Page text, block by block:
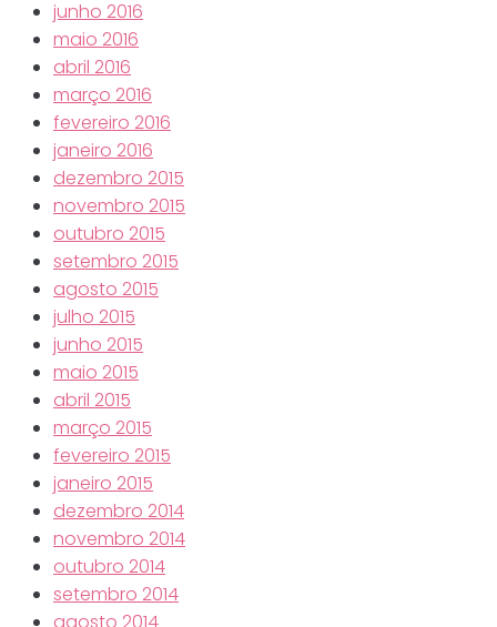
junho 2016
maio 2016
abril 2016
março 2016
fevereiro 2016
janeiro 2016
dezembro 2015
novembro 2015
outubro 2015
setembro 2015
agosto 2015
julho 2015
junho 2015
maio 2015
abril 2015
março 2015
fevereiro 2015
janeiro 2015
dezembro 2014
novembro 2014
outubro 2014
setembro 2014
agosto 2014